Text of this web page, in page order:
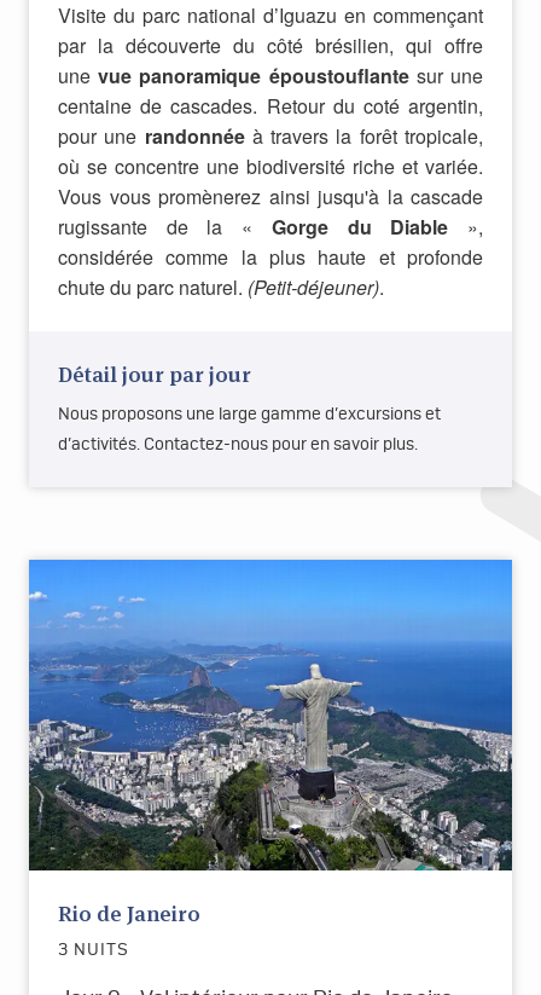
Visite du parc national d’Iguazu en commençant
par la découverte du côté brésilien, qui offre
unevue panoramique époustouflantesur une
centaine de cascades. Retour du coté argentin,
pour une randonnéeà travers la forêt tropicale,
où se concentre une biodiversité riche et variée.
Vous vous promènerez ainsi jusqu'à la cascade
rugissante de la « Gorge du Diable »,
considérée comme la plus haute et profonde
chute du parc naturel. (Petit-déjeuner).
Détail jour par jour
Nous proposons une large gamme d’excursions et
d’activités. Contactez-nous pour en savoir plus.
Rio de Janeiro
3 NUITS